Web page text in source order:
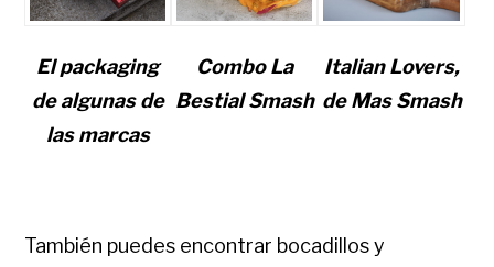
El packaging
de algunas de
las marcas
Combo La
Bestial Smash
Italian Lovers,
de Mas Smash
También puedes encontrar bocadillos y